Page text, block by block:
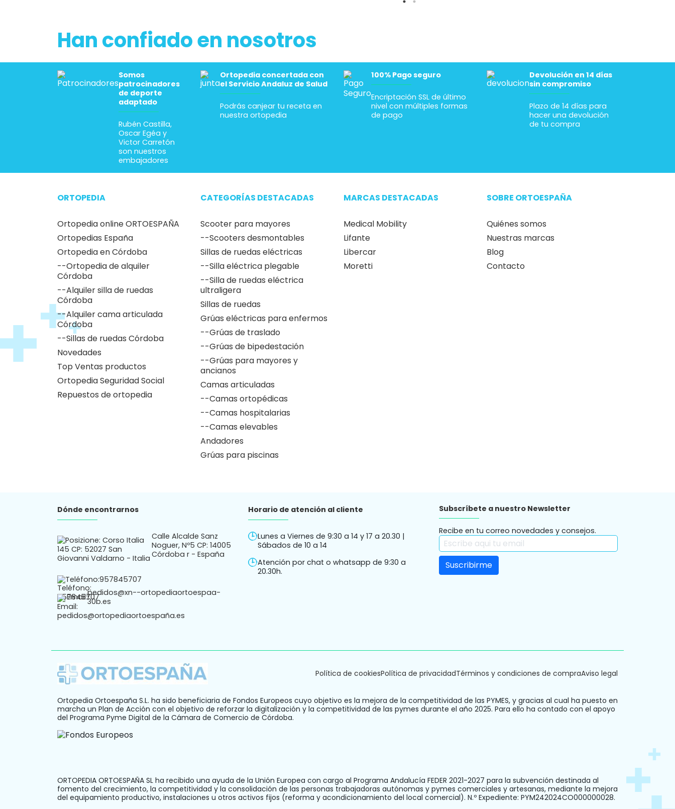
Han confiado en nosotros
Somos
patrocinadores
de deporte
adaptado
Rubén Castilla,
Oscar Egéa y
Victor Carretón
son nuestros
embajadores
Ortopedia concertada con
el Servicio Andaluz de Salud
Podrás canjear tu receta en
nuestra ortopedia
100% Pago seguro
Encriptación SSL de último
nivel con múltiples formas
de pago
Devolución en 14 días
sin compromiso
Plazo de 14 días para
hacer una devolución
de tu compra
ORTOPEDIA
Ortopedia online ORTOESPAÑA
Ortopedias España
Ortopedia en Córdoba
--Ortopedia de alquiler
Córdoba
--Alquiler silla de ruedas
Córdoba
--Alquiler cama articulada
Córdoba
--Sillas de ruedas Córdoba
Novedades
Top Ventas productos
Ortopedia Seguridad Social
Repuestos de ortopedia
CATEGORÍAS DESTACADAS
Scooter para mayores
--Scooters desmontables
Sillas de ruedas eléctricas
--Silla eléctrica plegable
--Silla de ruedas eléctrica
ultraligera
Sillas de ruedas
Grúas eléctricas para enfermos
--Grúas de traslado
--Grúas de bipedestación
--Grúas para mayores y
ancianos
Camas articuladas
--Camas ortopédicas
--Camas hospitalarias
--Camas elevables
Andadores
Grúas para piscinas
MARCAS DESTACADAS
Medical Mobility
Lifante
Libercar
Moretti
SOBRE ORTOESPAÑA
Quiénes somos
Nuestras marcas
Blog
Contacto
Dónde encontrarnos
Calle Alcalde Sanz
Noguer, Nº5 CP: 14005
Córdoba r - España
Teléfono:957845707
Email:pedidos@xn--ortopediaortoespaa-
30b.es
Horario de atención al cliente
Lunes a Viernes de 9:30 a 14 y 17 a 20.30 |
Sábados de 10 a 14
Atención por chat o whatsapp de 9:30 a
20.30h.
Subscríbete a nuestro Newsletter
Recibe en tu correo novedades y consejos.
Política de cookiesPolítica de privacidadTérminos y condiciones de compraAviso legal
Ortopedia Ortoespaña S.L. ha sido beneficiaria de Fondos Europeos cuyo objetivo es la mejora de la competitividad de las PYMES, y gracias al cual ha puesto en
marcha un Plan de Acción con el objetivo de reforzar la digitalización y la competitividad de las pymes durante el año 2025. Para ello ha contado con el apoyo
del Programa Pyme Digital de la Cámara de Comercio de Córdoba.
ORTOPEDIA ORTOESPAÑA SL ha recibido una ayuda de la Unión Europea con cargo al Programa Andalucía FEDER 2021-2027 para la subvención destinada al
fomento del crecimiento, la competitividad y la consolidación de las personas trabajadoras autónomas y pymes comerciales y artesanas, mediante la mejora
del equipamiento productivo, instalaciones u otros activos fijos (reforma y acondicionamiento del local comercial). N.º Expediente: PYM242024CO000000028.